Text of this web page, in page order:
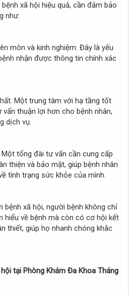
xã hội hiệu quả, cần đảm bảo
như:
môn và kinh nghiệm: Đây là yếu
nhận được thông tin chính xác
Một trung tâm với hạ tầng tốt
thuận lợi hơn cho bệnh nhân,
dịch vụ.
tổng đài tư vấn cần cung cấp
thiện và bảo mật, giúp bệnh nhân
tình trạng sức khỏe của mình.
bệnh xã hội, người bệnh không chỉ
về bệnh mà còn có cơ hội kết
thiết, giúp họ nhanh chóng khắc
tại Phòng Khám Đa Khoa Tháng